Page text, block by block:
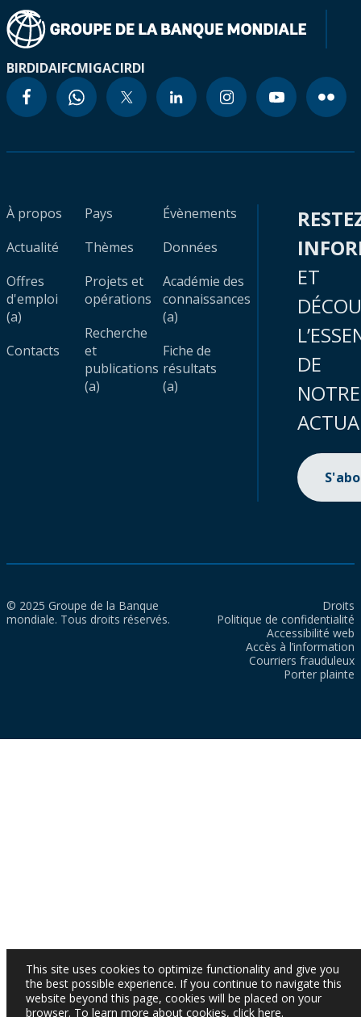
BIRDIDAIFCMIGACIRDI
À propos
Actualité
Offres
d'emploi
(a)
Contacts
Pays
Thèmes
Projets et
opérations
Recherche
et
publications
(a)
Évènements
Données
Académie des
connaissances
(a)
Fiche de
résultats
(a)
ET
DE
NOTRE
© 2025 Groupe de la Banque
mondiale. Tous droits réservés.
Droits
Politique de confidentialité
Accessibilité web
Accès à l’information
Courriers frauduleux
Porter plainte
This site uses cookies to optimize functionality and give you
the best possible experience. If you continue to navigate this
website beyond this page, cookies will be placed on your
browser. To learn more about cookies, click here.